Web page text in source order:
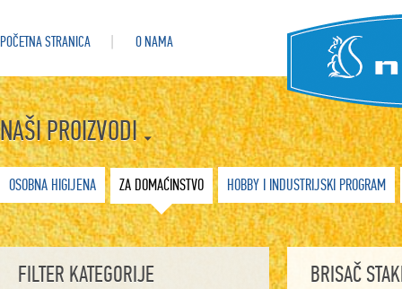
POČETNA STRANICA O NAMA
NAŠI PROIZVODI
OSOBNA HIGIJENA ZA DOMAĆINSTVO HOBBY I INDUSTRIJSKI PROGRAM
FILTER KATEGORIJE BRISAČ